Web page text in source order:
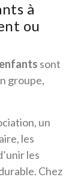
à
ou
sont
groupe,
un
les
les
Chez